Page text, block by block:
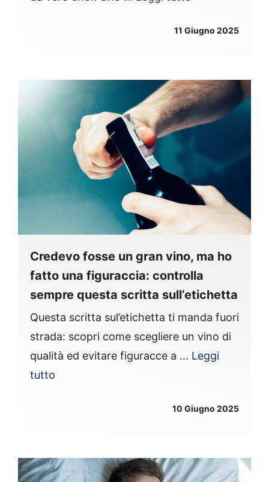
11 Giugno 2025
Credevo fosse un gran vino, ma ho
fatto una figuraccia: controlla
sempre questa scritta sull’etichetta
Questa scritta sul’etichetta ti manda fuori
strada: scopri come scegliere un vino di
qualità ed evitare figuracce a ... Leggi
tutto
10 Giugno 2025